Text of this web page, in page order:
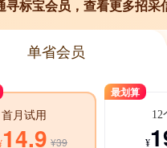
寻标宝会员，查看更多招采
单省会员
首月试用
14.9 ¥39
最划算
12
¥